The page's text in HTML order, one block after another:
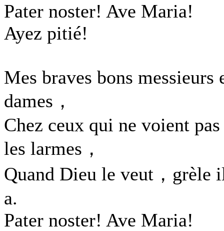
Pater noster! Ave Maria!
Ayez pitié!
Mes braves bons messieurs
dames，
Chez ceux qui ne voient pas
les larmes，
Quand Dieu le veut，grèle
a.
Pater noster! Ave Maria!